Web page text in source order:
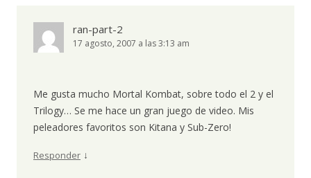
ran-part-2
17 agosto, 2007 a las 3:13 am
Me gusta mucho Mortal Kombat, sobre todo el 2 y el
Trilogy… Se me hace un gran juego de video. Mis
peleadores favoritos son Kitana y Sub-Zero!
Responder ↓